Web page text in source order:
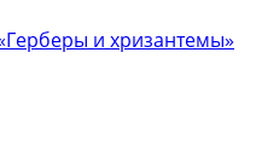
и хризантемы»